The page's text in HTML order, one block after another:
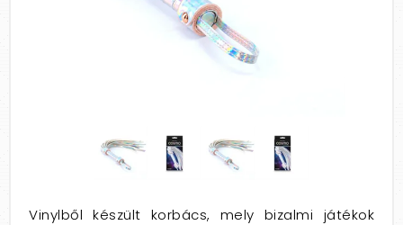
Vinylből készült korbács, mely bizalmi játékok